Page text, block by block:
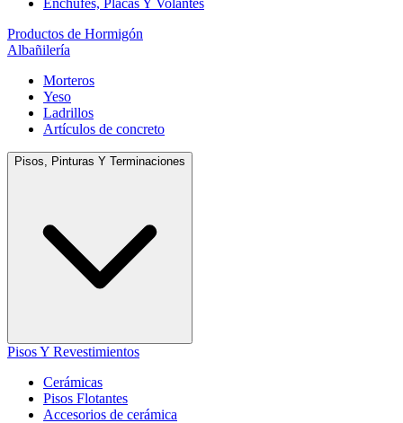
Enchufes, Placas Y Volantes
Productos de Hormigón
Albañilería
Morteros
Yeso
Ladrillos
Artículos de concreto
Pisos, Pinturas Y Terminaciones
Pisos Y Revestimientos
Cerámicas
Pisos Flotantes
Accesorios de cerámica